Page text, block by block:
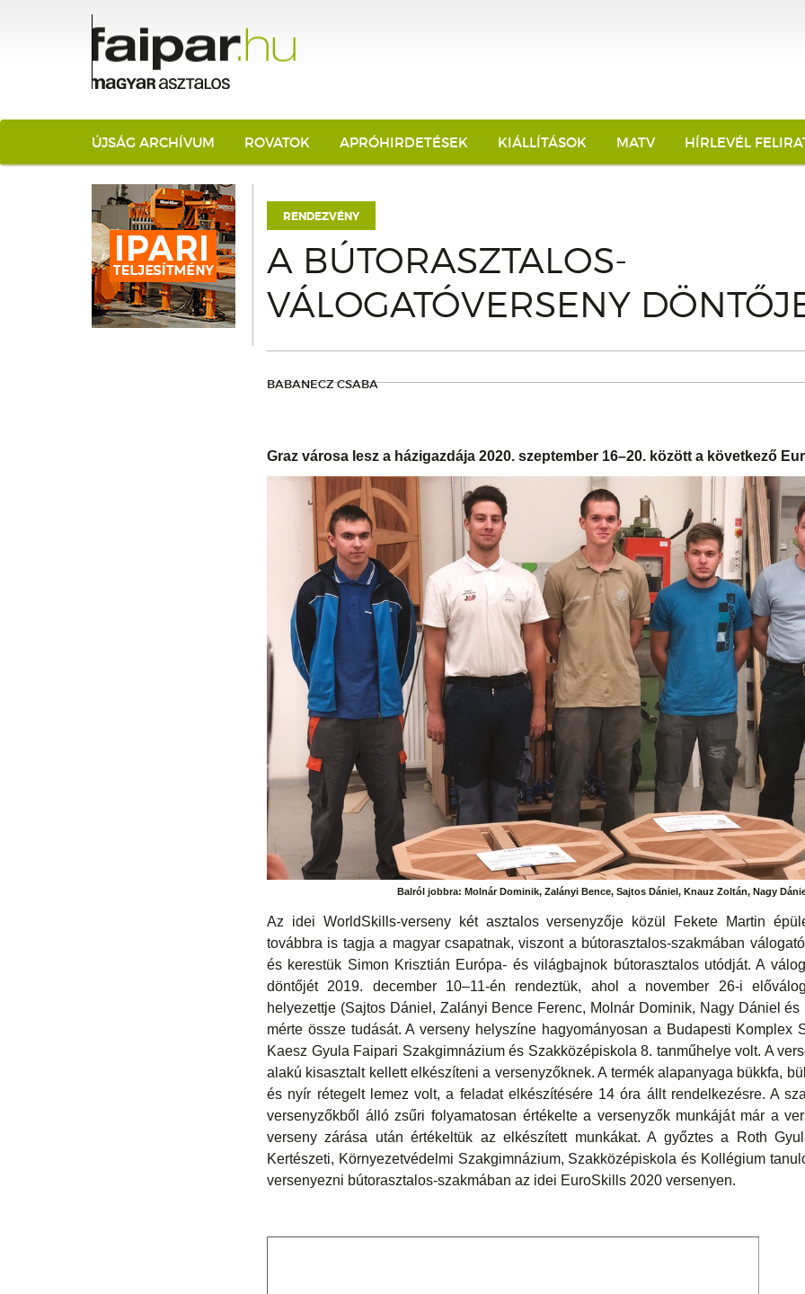
ÚJSÁG ARCHÍVUM ROVATOK APRÓHIRDETÉSEK KIÁLLÍTÁSOK MATV HÍRLEVÉL
RENDEZVÉNY
A BÚTORASZTALOS-
VÁLOGATÓVERSENY
BABANECZ CSABA
Graz városa lesz a házigazdája 2020. szeptember 16–20. között a következő
Balról jobbra: Molnár Dominik, Zalányi Bence, Sajtos Dániel, Knauz Zoltán, Nagy
Az idei WorldSkills-verseny két asztalos versenyzője közül Fekete Martin
továbbra is tagja a magyar csapatnak, viszont a bútorasztalos-szakmában
és kerestük Simon Krisztián Európa- és világbajnok bútorasztalos utódját. A
döntőjét 2019. december 10–11-én rendeztük, ahol a november 26-i
helyezettje (Sajtos Dániel, Zalányi Bence Ferenc, Molnár Dominik, Nagy Dániel
mérte össze tudását. A verseny helyszíne hagyományosan a Budapesti Komplex
Kaesz Gyula Faipari Szakgimnázium és Szakközépiskola 8. tanműhelye volt. A
alakú kisasztalt kellett elkészíteni a versenyzőknek. A termék alapanyaga bükkfa,
és nyír rétegelt lemez volt, a feladat elkészítésére 14 óra állt rendelkezésre. A
versenyzőkből álló zsűri folyamatosan értékelte a versenyzők munkáját már a
verseny zárása után értékeltük az elkészített munkákat. A győztes a Roth
Kertészeti, Környezetvédelmi Szakgimnázium, Szakközépiskola és Kollégium
versenyezni bútorasztalos-szakmában az idei EuroSkills 2020 versenyen.